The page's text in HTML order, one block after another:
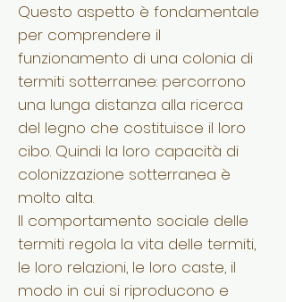
Questo aspetto è fondamentale
per comprendere il
funzionamento di una colonia di
termiti sotterranee: percorrono
una lunga distanza alla ricerca
del legno che costituisce il loro
cibo. Quindi la loro capacità di
colonizzazione sotterranea è
molto alta.
Il comportamento sociale delle
termiti regola la vita delle termiti,
le loro relazioni, le loro caste, il
modo in cui si riproducono e